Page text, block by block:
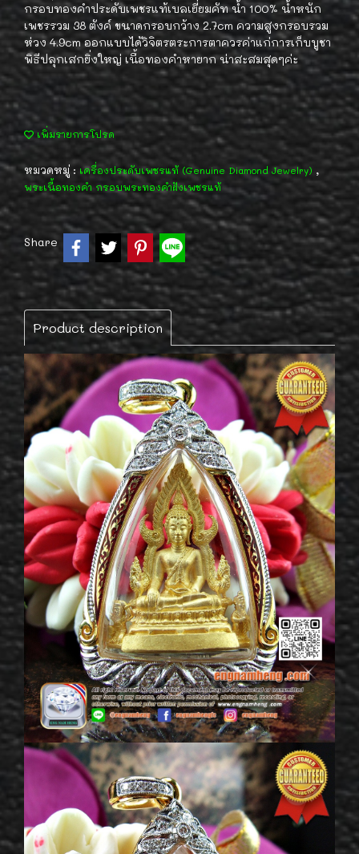
กรอบทองคำประดับเพชรแท้เบลเยี่ยมคัท น้ำ 100% น้ำหนัก
เพชรรวม 38 ตังค์ ขนาดกรอบกว้าง 2.7cm ความสูงกรอบรวม
ห่วง 4.9cm ออกแบบได้วิจิตรตระการตาควรค่าแก่การเก็บบูชา
พิธีปลุกเสกยิ่งใหญ่ เนื้อทองคำหายาก น่าสะสมสุดๆค่ะ
เพิ่มรายการโปรด
หมวดหมู่ : เครื่องประดับเพชรแท้ (Genuine Diamond Jewelry) ,
พระเนื้อทองคำ กรอบพระทองคำฝังเพชรแท้
Share
Product description